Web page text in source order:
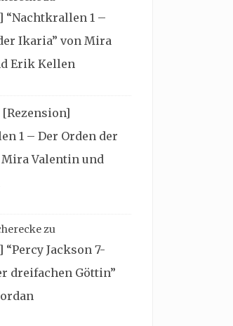
“Nachtkrallen 1 –
Ikaria” von Mira
Erik Kellen
[Rezension]
1 – Der Orden der
Valentin und
zu
“Percy Jackson 7-
dreifachen Göttin”